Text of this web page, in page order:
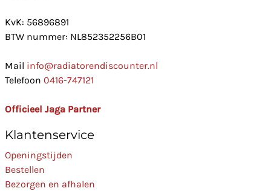
KvK: 56896891
BTW nummer: NL852352256B01
Mail info@radiatorendiscounter.nl
Telefoon 0416-747121
Officieel Jaga Partner
Klantenservice
Openingstijden
Bestellen
Bezorgen en afhalen